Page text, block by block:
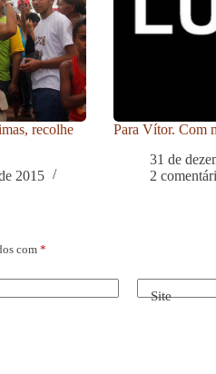
recolhe
2015
Para Vítor. Com
31 de
2
com *
Site